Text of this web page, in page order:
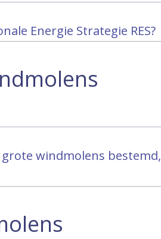
Energie Strategie RES?
windmolens bestemd,